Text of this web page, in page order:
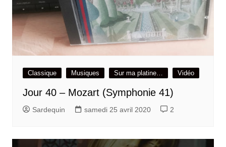
Classique Musiques Sur ma platine… Vidéo
Jour 40 – Mozart (Symphonie 41)
Sardequin samedi 25 avril 2020 2